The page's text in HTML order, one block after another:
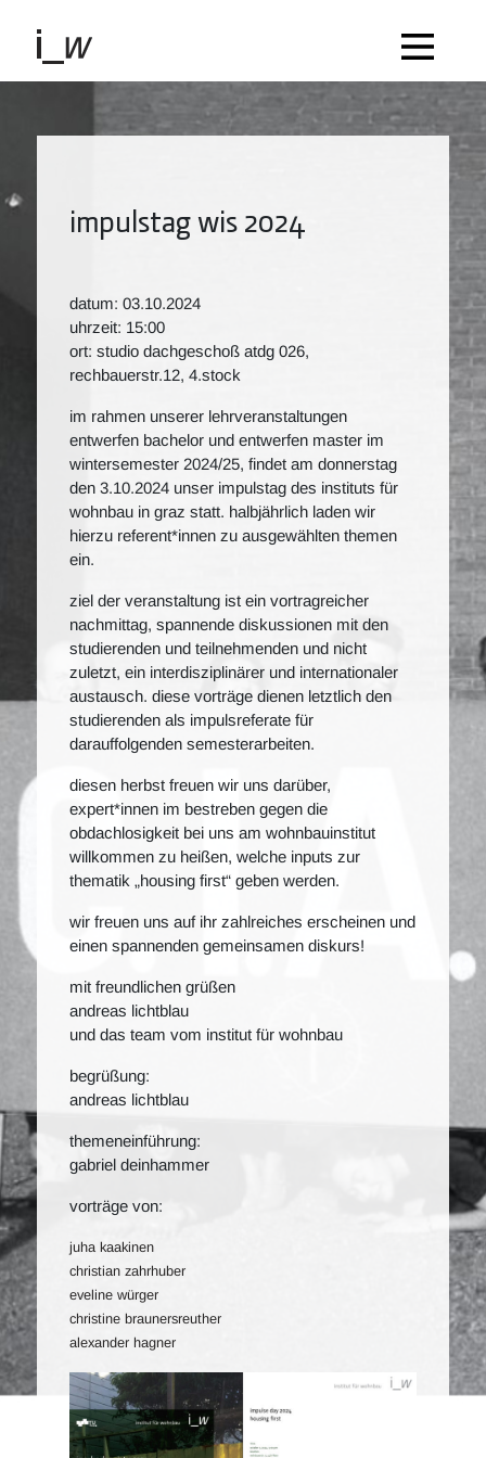
impulstag wis 2024
datum: 03.10.2024
uhrzeit: 15:00
ort: studio dachgeschoß atdg 026,
rechbauerstr.12, 4.stock
im rahmen unserer lehrveranstaltungen
entwerfen bachelor und entwerfen master im
wintersemester 2024/25, findet am donnerstag
den 3.10.2024 unser impulstag des instituts für
wohnbau in graz statt. halbjährlich laden wir
hierzu referent*innen zu ausgewählten themen
ein.
ziel der veranstaltung ist ein vortragreicher
nachmittag, spannende diskussionen mit den
studierenden und teilnehmenden und nicht
zuletzt, ein interdisziplinärer und internationaler
austausch. diese vorträge dienen letztlich den
studierenden als impulsreferate für
darauffolgenden semesterarbeiten.
diesen herbst freuen wir uns darüber,
expert*innen im bestreben gegen die
obdachlosigkeit bei uns am wohnbauinstitut
willkommen zu heißen, welche inputs zur
thematik „housing first“ geben werden.
wir freuen uns auf ihr zahlreiches erscheinen und
einen spannenden gemeinsamen diskurs!
mit freundlichen grüßen
andreas lichtblau
und das team vom institut für wohnbau
begrüßung:
andreas lichtblau
themeneinführung:
gabriel deinhammer
vorträge von:
juha kaakinen
christian zahrhuber
eveline würger
christine braunersreuther
alexander hagner